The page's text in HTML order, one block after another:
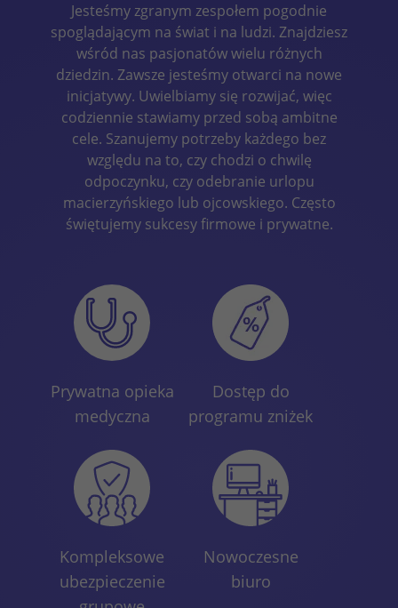
Jesteśmy zgranym zespołem pogodnie
spoglądającym na świat i na ludzi. Znajdziesz
wśród nas pasjonatów wielu różnych
dziedzin. Zawsze jesteśmy otwarci na nowe
inicjatywy. Uwielbiamy się rozwijać, więc
codziennie stawiamy przed sobą ambitne
cele. Szanujemy potrzeby każdego bez
względu na to, czy chodzi o chwilę
odpoczynku, czy odebranie urlopu
macierzyńskiego lub ojcowskiego. Często
świętujemy sukcesy firmowe i prywatne.
Prywatna opieka
medyczna
Dostęp do
programu zniżek
Kompleksowe
ubezpieczenie
Nowoczesne
biuro